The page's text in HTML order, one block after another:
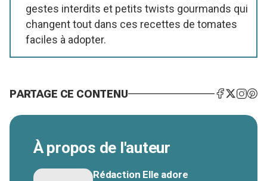
gestes interdits et petits twists gourmands qui
changent tout dans ces recettes de tomates
faciles à adopter.
PARTAGE CE CONTENU
À propos de l'auteur
Rédaction Elle adore